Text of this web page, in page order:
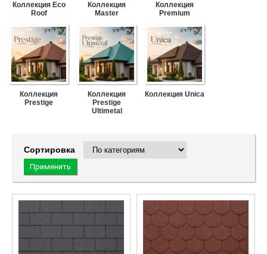
Коллекция Eco
Roof
Коллекция
Master
Коллекция
Premium
Коллекция
Prestige
Коллекция
Prestige
Ultimetal
Коллекция Unica
Сортировка